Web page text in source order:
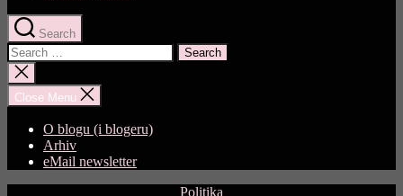
Search
Search
for:
Close
search
Close Menu
O blogu (i blogeru)
Arhiv
eMail newsletter
Categories
Politika